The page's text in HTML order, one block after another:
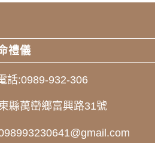
禮儀
話:0989-932-306
縣萬巒鄉富興路31號